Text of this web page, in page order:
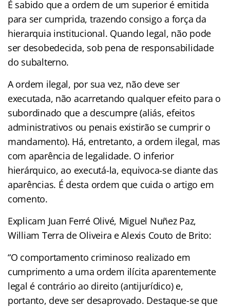
É sabido que a ordem de um superior é emitida
para ser cumprida, trazendo consigo a força da
hierarquia institucional. Quando legal, não pode
ser desobedecida, sob pena de responsabilidade
do subalterno.
A ordem ilegal, por sua vez, não deve ser
executada, não acarretando qualquer efeito para o
subordinado que a descumpre (aliás, efeitos
administrativos ou penais existirão se cumprir o
mandamento). Há, entretanto, a ordem ilegal, mas
com aparência de legalidade. O inferior
hierárquico, ao executá-la, equivoca-se diante das
aparências. É desta ordem que cuida o artigo em
comento.
Explicam Juan Ferré Olivé, Miguel Nuñez Paz,
William Terra de Oliveira e Alexis Couto de Brito:
“O comportamento criminoso realizado em
cumprimento a uma ordem ilícita aparentemente
legal é contrário ao direito (antijurídico) e,
portanto, deve ser desaprovado. Destaque-se que